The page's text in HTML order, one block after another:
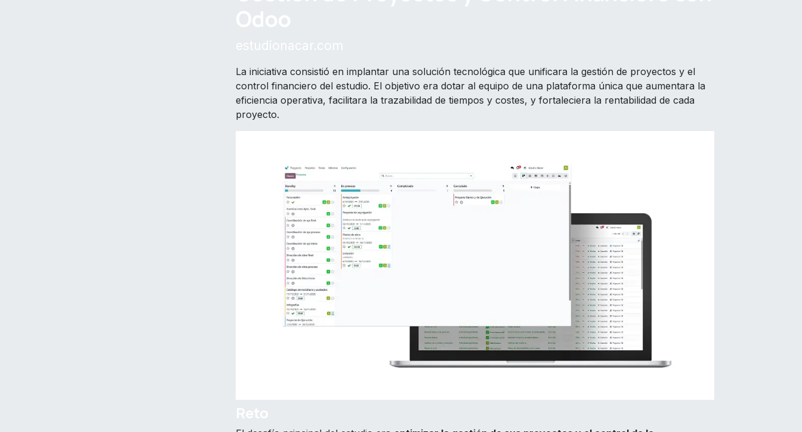
La iniciativa consistió en implantar una solución tecnológica que unificara la gestión de proyectos y el
control financiero del estudio. El objetivo era dotar al equipo de una plataforma única que aumentara la
eficiencia operativa, facilitara la trazabilidad de tiempos y costes, y fortaleciera la rentabilidad de cada
proyecto.